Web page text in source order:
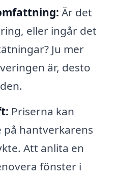
Är det
eller ingår det
Ju mer
är, desto
Priserna kan
hantverkarens
Att anlita en
fönster i